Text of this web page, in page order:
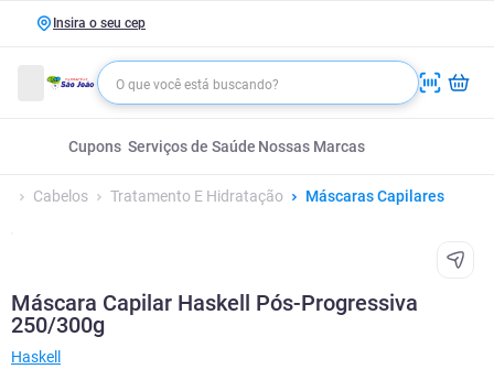
Insira o seu cep
Cupons Serviços de Saúde Nossas Marcas
Cabelos Tratamento E Hidratação Máscaras Capilares
Máscara Capilar Haskell Pós-Progressiva
250/300g
Haskell